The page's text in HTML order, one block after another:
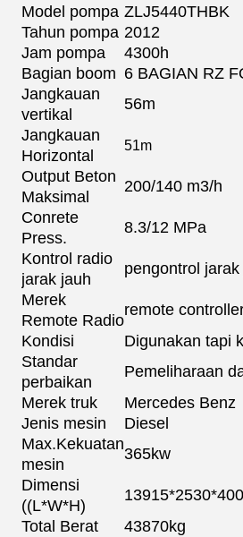
Model pompa ZLJ5440THBK
Tahun pompa 2012
Jam pompa
4300h
Bagian boom 6 BAGIAN RZ
Jangkauan
vertikal
56m
Jangkauan
Horizontal
51m
Output Beton
Maksimal
200/140 m3/h
Conrete
Press.
8.3/12 MPa
Kontrol radio
jarak jauh
pengontrol
Merek
Remote Radio
remote
Kondisi
Digunakan tapi
Standar
perbaikan
Pemeliharaan
Merek truk
Mercedes Benz
Jenis mesin
Diesel
Max.Kekuatan
mesin
365kw
Dimensi
((L*W*H)
Total Berat
43870kg